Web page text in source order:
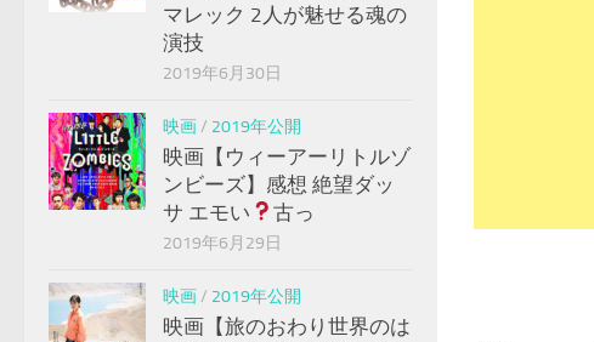
マレック 2人が魅せる魂の
演技
2019年6月30日
映画/ 2019年公開
映画【ウィーアーリトルゾ
ンビーズ】感想 絶望ダッ
サ エモい
古っ
2019年6月29日
映画/ 2019年公開
映画【旅のおわり世界のは